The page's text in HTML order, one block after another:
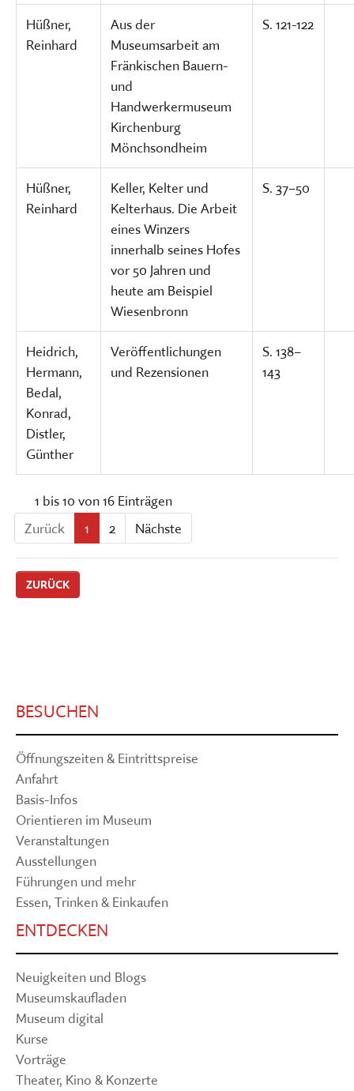
Hüßner,
Reinhard
Aus der
Museumsarbeit am
Fränkischen Bauern-
und
Handwerkermuseum
Kirchenburg
Mönchsondheim
S. 121-122
Hüßner,
Reinhard
Keller, Kelter und
Kelterhaus. Die Arbeit
eines Winzers
innerhalb seines Hofes
vor 50 Jahren und
heute am Beispiel
Wiesenbronn
S. 37–50
Heidrich,
Hermann,
Bedal,
Konrad,
Distler,
Günther
Veröffentlichungen
und Rezensionen
S. 138–
143
1 bis 10 von 16 Einträgen
Zurück
1 2 Nächste
ZURÜCK
BESUCHEN
Öffnungszeiten & Eintrittspreise
Anfahrt
Basis-Infos
Orientieren im Museum
Veranstaltungen
Ausstellungen
Führungen und mehr
Essen, Trinken & Einkaufen
ENTDECKEN
Neuigkeiten und Blogs
Museumskaufladen
Museum digital
Kurse
Vorträge
Theater, Kino & Konzerte